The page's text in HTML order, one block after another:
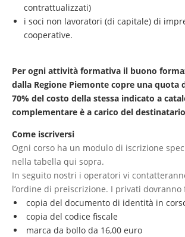
contrattualizzati)
i soci non lavoratori (di capitale) di
cooperative.
Per ogni attività formativa il buono
dalla Regione Piemonte copre una quota
70% del costo della stessa indicato a
complementare è a carico del
Come iscriversi
Ogni corso ha un modulo di iscrizione
nella tabella qui sopra.
In seguito nostri i operatori vi
l’ordine di preiscrizione. I privati dovranno
copia del documento di identità in
copia del codice fiscale
marca da bollo da 16,00 euro